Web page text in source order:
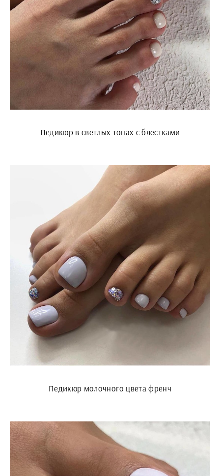
Педикюр в светлых тонах с блестками
Педикюр молочного цвета френч